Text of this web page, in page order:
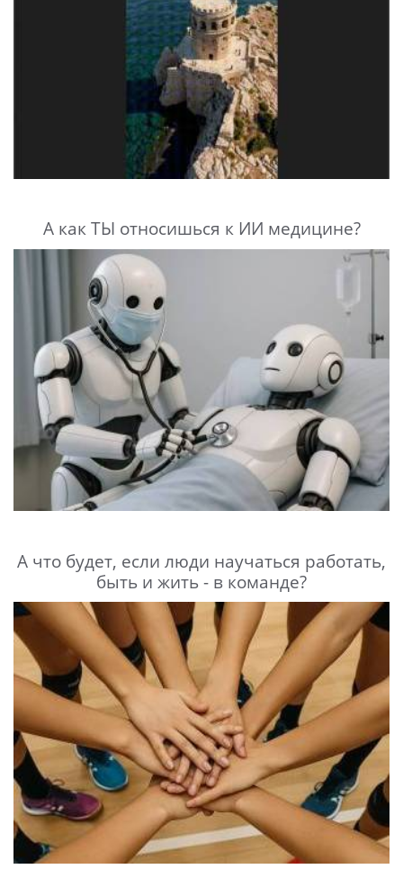
А как ТЫ относишься к ИИ медицине?
А что будет, если люди научаться работать,
быть и жить - в команде?